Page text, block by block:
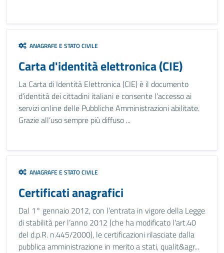
ANAGRAFE E STATO CIVILE
Carta d'identità elettronica (CIE)
La Carta di Identità Elettronica (CIE) è il documento
d’identità dei cittadini italiani e consente l’accesso ai
servizi online delle Pubbliche Amministrazioni abilitate.
Grazie all’uso sempre più diffuso ...
ANAGRAFE E STATO CIVILE
Certificati anagrafici
Dal 1° gennaio 2012, con l’entrata in vigore della Legge
di stabilità per l’anno 2012 (che ha modificato l'art.40
del d.p.R. n.445/2000), le certificazioni rilasciate dalla
pubblica amministrazione in merito a stati, qualit&agr...